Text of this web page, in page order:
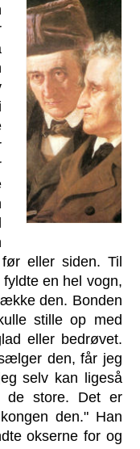
eller siden. Til
en hel vogn,
den. Bonden
stille op med
eller bedrøvet.
den, får jeg
selv kan ligeså
de store. Det er
den." Han
okserne for og